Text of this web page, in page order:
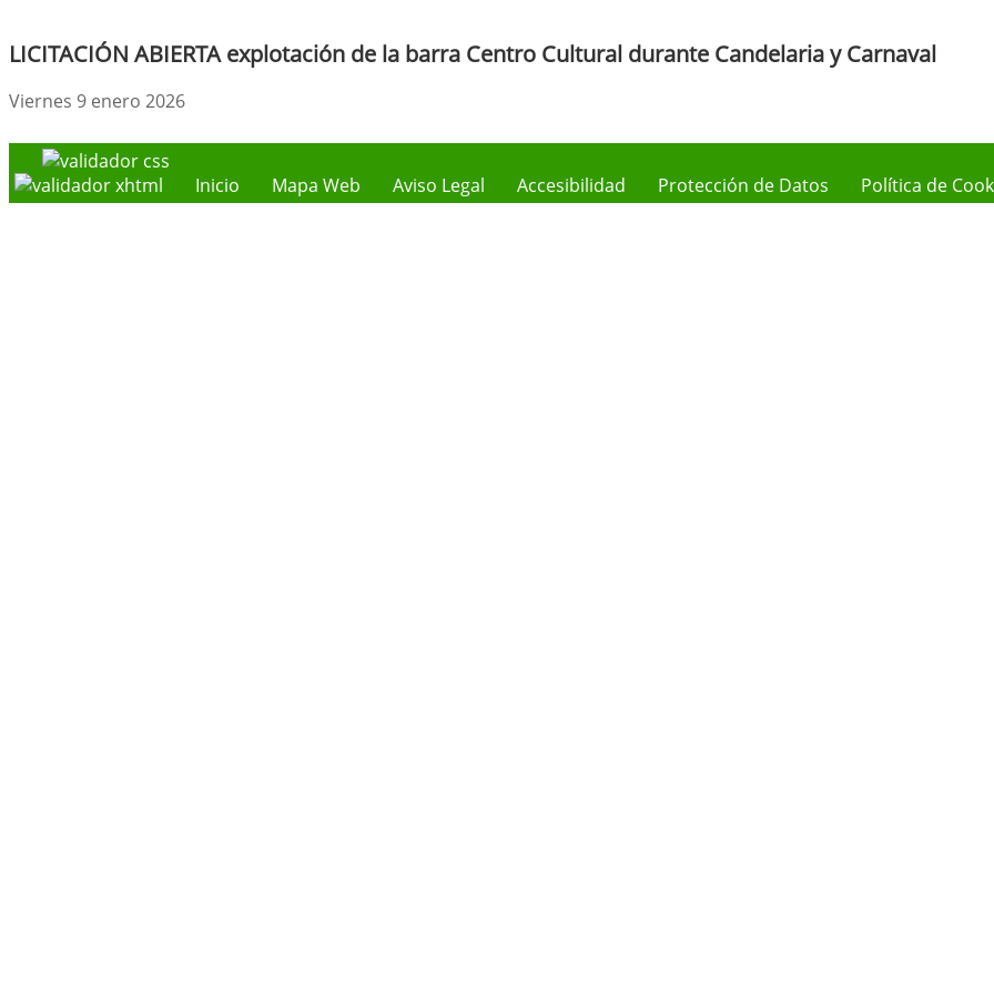
LICITACIÓN ABIERTA explotación de la barra Centro Cultural durante Candelaria y Carnaval
Viernes 9 enero 2026
Inicio Mapa Web Aviso Legal Accesibilidad Protección de Datos Política de